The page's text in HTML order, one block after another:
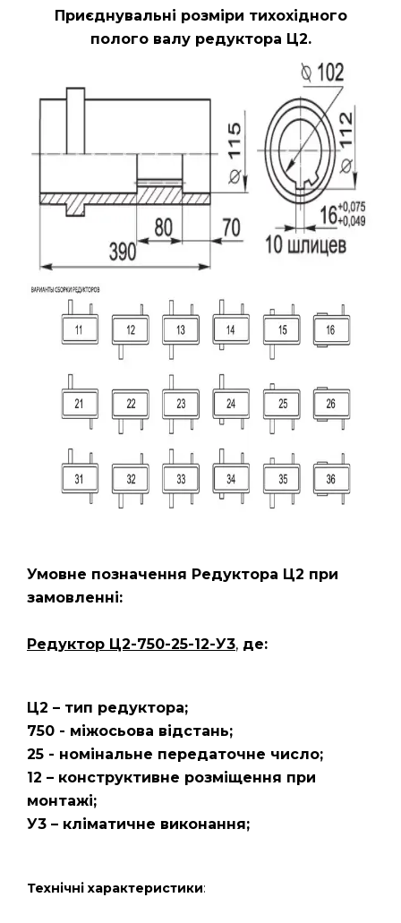
Приєднувальні розміри тихохідного
полого валу редуктора Ц2.
Умовне позначення Редуктора Ц2 при
замовленні:
Редуктор Ц2-750-25-12-У3, де:
Ц2 – тип редуктора;
750 - міжосьова відстань;
25 - номінальне передаточне число;
12 – конструктивне розміщення при
монтажі;
У3 – кліматичне виконання;
Технічні характеристики: